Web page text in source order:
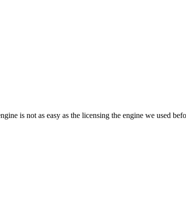
is not as easy as the licensing the engine we used